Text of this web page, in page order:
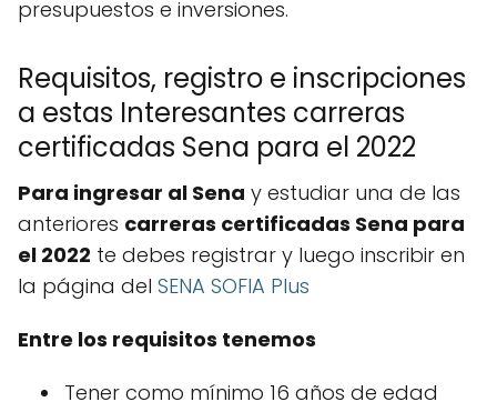
presupuestos e inversiones.
Requisitos, registro e inscripciones
a estas Interesantes carreras
certificadas Sena para el 2022
Para ingresar al Sena y estudiar una de las
anteriores carreras certificadas Sena para
el 2022 te debes registrar y luego inscribir en
la página del SENA SOFIA Plus
Entre los requisitos tenemos
Tener como mínimo 16 años de edad